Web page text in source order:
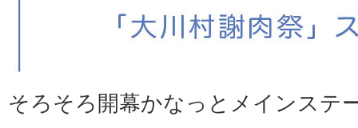
そろそろ開幕かなっとメインステ